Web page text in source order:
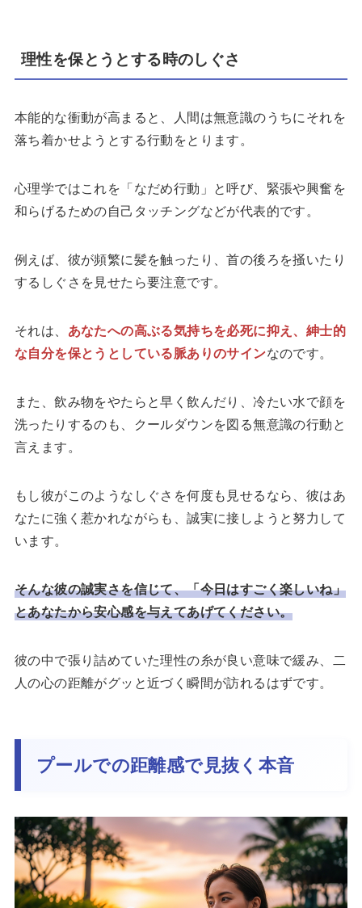
理性を保とうとする時のしぐさ
本能的な衝動が高まると、人間は無意識のうちにそれを
落ち着かせようとする行動をとります。
心理学ではこれを「なだめ行動」と呼び、緊張や興奮を
和らげるための自己タッチングなどが代表的です。
例えば、彼が頻繁に髪を触ったり、首の後ろを掻いたり
するしぐさを見せたら要注意です。
それは、 あなたへの高ぶる気持ちを必死に抑え、紳士的
な自分を保とうとしている脈ありのサインなのです。
また、飲み物をやたらと早く飲んだり、冷たい水で顔を
洗ったりするのも、クールダウンを図る無意識の行動と
言えます。
もし彼がこのようなしぐさを何度も見せるなら、彼はあ
なたに強く惹かれながらも、誠実に接しようと努力して
います。
そんな彼の誠実さを信じて、「今日はすごく楽しいね」
とあなたから安心感を与えてあげてください。
彼の中で張り詰めていた理性の糸が良い意味で緩み、二
人の心の距離がグッと近づく瞬間が訪れるはずです。
プールでの距離感で見抜く本音